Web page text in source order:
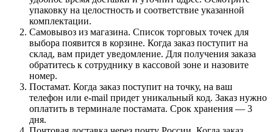
упаковку на целостность и соответствие указанной
комплектации.
Самовывоз из магазина. Список торговых точек для
выбора появится в корзине. Когда заказ поступит на
склад, вам придет уведомление. Для получения заказа
обратитесь к сотруднику в кассовой зоне и назовите
номер.
Постамат. Когда заказ поступит на точку, на ваш
телефон или e-mail придет уникальный код. Заказ нужно
оплатить в терминале постамата. Срок хранения — 3
дня.